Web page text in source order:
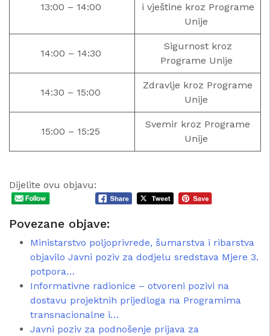
13:00 – 14:00
i vještine kroz Programe
Unije
14:00 – 14:30
Sigurnost kroz
Programe Unije
14:30 – 15:00
Zdravlje kroz Programe
Unije
15:00 – 15:25
Svemir kroz Programe
Unije
Dijelite ovu objavu:
Povezane objave:
Ministarstvo poljoprivrede, šumarstva i ribarstva
objavilo Javni poziv za dodjelu sredstava Mjere 3.
potpora…
Informativne radionice – otvoreni pozivi na
dostavu projektnih prijedloga na Programima
transnacionalne i…
Javni poziv za podnošenje prijava za